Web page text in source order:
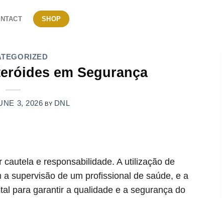
SHOP
em Segurança
3, 2026 BY DNL
e responsabilidade. A utilização de
supervisão de um profissional de saúde, e a
para garantir a qualidade e a segurança do